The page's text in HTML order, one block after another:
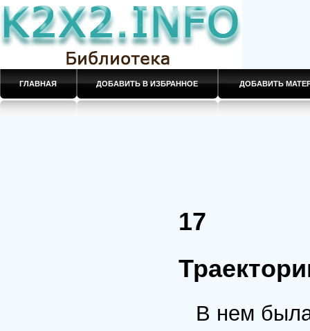
ГЛАВНАЯ ДОБАВИТЬ В ИЗБРАННОЕ ДОБАВИТЬ
17
В нем